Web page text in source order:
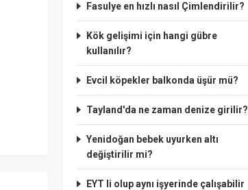
Fasulye en hızlı nasıl Çimlendirilir?
Kök gelişimi için hangi gübre
kullanılır?
Evcil köpekler balkonda üşür mü?
Tayland'da ne zaman denize girilir?
Yenidoğan bebek uyurken altı
değiştirilir mi?
EYT li olup aynı işyerinde çalışabilir